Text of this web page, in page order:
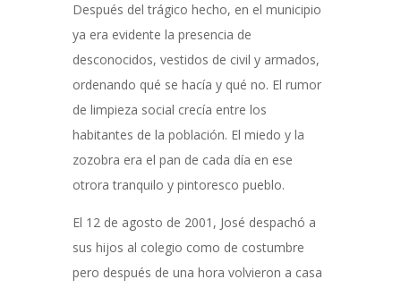
Después del trágico hecho, en el municipio
ya era evidente la presencia de
desconocidos, vestidos de civil y armados,
ordenando qué se hacía y qué no. El rumor
de limpieza social crecía entre los
habitantes de la población. El miedo y la
zozobra era el pan de cada día en ese
otrora tranquilo y pintoresco pueblo.
El 12 de agosto de 2001, José despachó a
sus hijos al colegio como de costumbre
pero después de una hora volvieron a casa